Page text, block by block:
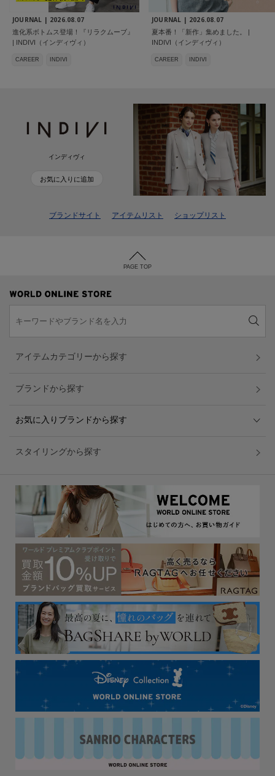
JOURNAL | 2026.08.07
進化系ボトムス登場！『リラクムーブ』
| INDIVI（インディヴィ）
CAREER INDIVI
JOURNAL | 2026.08.07
夏本番！「新作」集めました。 |
INDIVI（インディヴィ）
CAREER INDIVI
インディヴィ
お気に入りに追加
ブランドサイト アイテムリスト ショップリスト
PAGE TOP
アイテムカテゴリーから探す
ブランドから探す
お気に入りブランドから探す
スタイリングから探す